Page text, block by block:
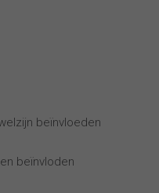
beïnvloeden
beïnvloden